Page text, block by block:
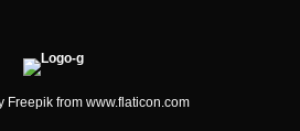
Freepikfrom www.flaticon.com